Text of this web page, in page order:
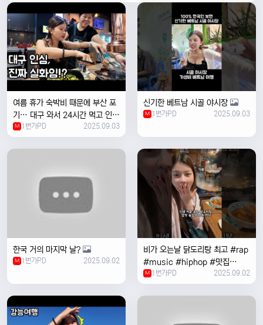
여름 휴가 숙박비 때문에 부산 포
기… 대구 와서 24시간 먹고 인생
위로받았습니다
M 1번가PD 2025.09.03
신기한 베트남 시골 야시장
M 1번가PD 2025.09.03
한국 거의 마지막 날?
M 1번가PD 2025.09.02
비가 오는날 ￼닭도리탕 최고 #rap
#music #hiphop #맛집
#travel #여행 #food ￼
M 1번가PD 2025.09.02